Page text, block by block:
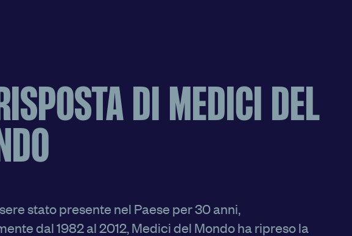
DI MEDICI DEL
stato presente nel Paese per 30 anni,
dal 1982 al 2012, Medici del Mondo ha ripreso la